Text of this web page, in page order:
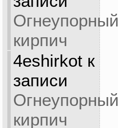
Огнеупорный
кирпич
4eshirkotк
записи
Огнеупорный
кирпич